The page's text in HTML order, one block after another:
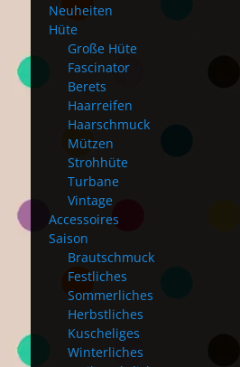
Neuheiten
Hüte
Große Hüte
Fascinator
Berets
Haarreifen
Haarschmuck
Mützen
Strohhüte
Turbane
Vintage
Accessoires
Saison
Brautschmuck
Festliches
Sommerliches
Herbstliches
Kuscheliges
Winterliches